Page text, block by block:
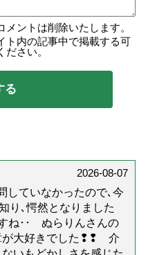
ントは削除いたします。
ト内の記事中で掲載する可
さい。
2026-08-07
していなかったので､今
り､愕然となりました
ね･･ ぬらりんさんの
が大好きでした❢❢ 介